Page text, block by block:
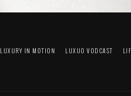
LUXURY IN MOTION LUXUO VODCAST